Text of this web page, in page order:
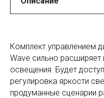
Комплект управлением
Wave сильно
освещения. Будет
регулировка яркости
продуманные сценарии